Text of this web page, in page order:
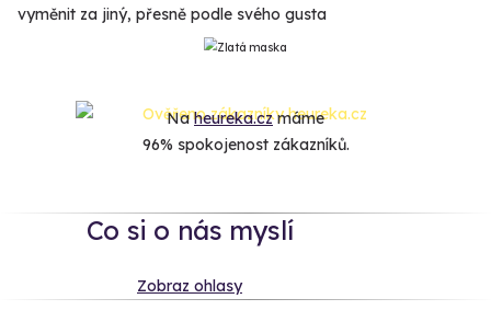
vyměnit za jiný, přesně podle svého gusta
Naheureka.czmáme
96% spokojenost zákazníků.
Co si o nás myslí
Zobraz ohlasy